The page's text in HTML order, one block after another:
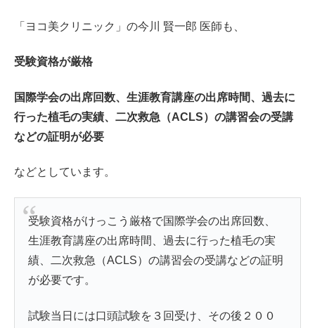
「ヨコ美クリニック」の今川 賢一郎 医師も、
受験資格が厳格
国際学会の出席回数、生涯教育講座の出席時間、過去に
行った植毛の実績、二次救急（ACLS）の講習会の受講
などの証明が必要
などとしています。
受験資格がけっこう厳格で国際学会の出席回数、
生涯教育講座の出席時間、過去に行った植毛の実
績、二次救急（ACLS）の講習会の受講などの証明
が必要です。
試験当日には口頭試験を３回受け、その後２００